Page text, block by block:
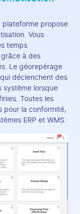
plateforme propose
Vous
temps
grâce à des
Le géorepérage
déclenchent des
système lorsque
Toutes les
pour la conformité,
ERP et WMS.